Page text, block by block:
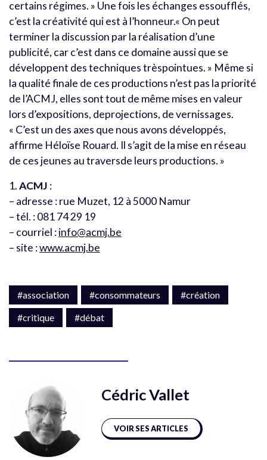
certains régimes. » Une fois les échanges essoufflés,
c’est la créativité qui est à l’honneur.« On peut
terminer la discussion par la réalisation d’une
publicité, car c’est dans ce domaine aussi que se
développent des techniques trèspointues. » Même si
la qualité finale de ces productions n’est pas la priorité
de l’ACMJ, elles sont tout de même mises en valeur
lors d’expositions, deprojections, de vernissages.
« C’est un des axes que nous avons développés,
affirme Héloïse Rouard. Il s’agit de la mise en réseau
de ces jeunes au traversde leurs productions. »
1.ACMJ :
– adresse : rue Muzet, 12 à 5000 Namur
– tél. : 081 74 29 19
– courriel :info@acmj.be
– site :www.acmj.be
#association #consommateurs
#création
#critique
#débat
Cédric Vallet
VOIR SES ARTICLES